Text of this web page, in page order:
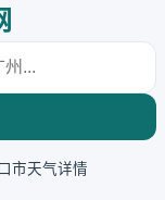
市天气详情